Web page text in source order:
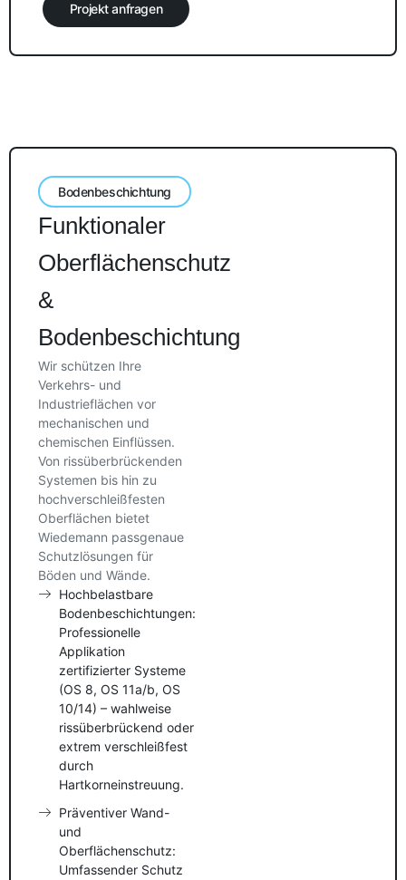
Projekt anfragen
Bodenbeschichtung
Funktionaler
Oberflächenschutz
&
Bodenbeschichtung
Wir schützen Ihre
Verkehrs- und
Industrieflächen vor
mechanischen und
chemischen Einflüssen.
Von rissüberbrückenden
Systemen bis hin zu
hochverschleißfesten
Oberflächen bietet
Wiedemann passgenaue
Schutzlösungen für
Böden und Wände.
Hochbelastbare
Bodenbeschichtungen:
Professionelle
Applikation
zertifizierter Systeme
(OS 8, OS 11a/b, OS
10/14) – wahlweise
rissüberbrückend oder
extrem verschleißfest
durch
Hartkorneinstreuung.
Präventiver Wand-
und
Oberflächenschutz:
Umfassender Schutz